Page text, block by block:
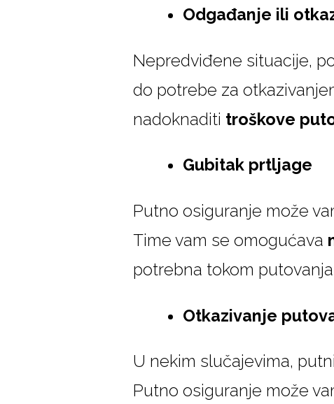
Odgađanje ili
Nepredviđene situacije,
do potrebe za
nadoknaditi troškove
Gubitak prtljage
Putno osiguranje može
Time vam se omogućava
potrebna tokom
Otkazivanje
U nekim slučajevima,
Putno osiguranje može